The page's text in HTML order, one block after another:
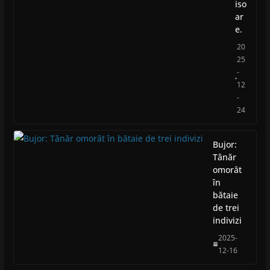
iso
ar
e.
20
25
-
12
-
24
Bujor:
Tânăr
omorât
în
bătaie
de trei
indivizi
2025-
12-16